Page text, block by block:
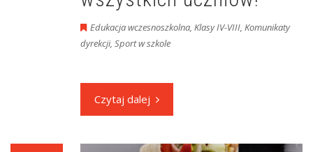
Edukacja wczesnoszkolna, Klasy IV-VIII, Komunikaty
dyrekcji, Sport w szkole
Czytaj dalej